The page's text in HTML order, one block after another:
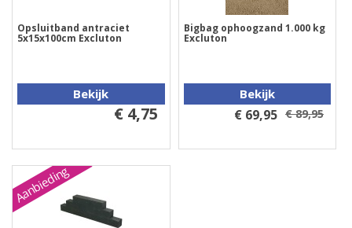
Opsluitband antraciet
5x15x100cm Excluton
Bekijk
€ 4,75
Bigbag ophoogzand 1.000 kg
Excluton
Bekijk
€ 69,95 € 89,95
Aanbieding